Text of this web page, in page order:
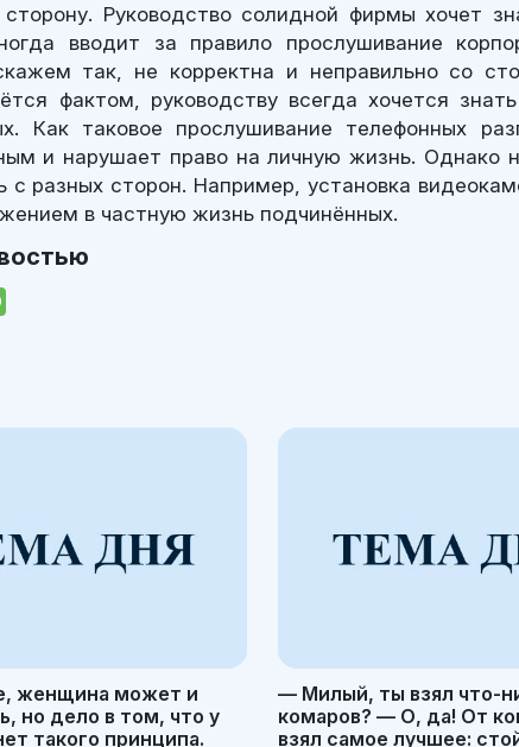
Руководство солидной фирмы хочет
вводит за правило прослушивание
так, не корректна и неправильно со
фактом, руководству всегда хочется
Как таковое прослушивание телефонных
и нарушает право на личную жизнь. Однако
разных сторон. Например, установка
в частную жизнь подчинённых.
женщина может и
но дело в том, что у
такого принципа.
— Милый, ты взял что-
комаров? — О, да! От
взял самое лучшее: